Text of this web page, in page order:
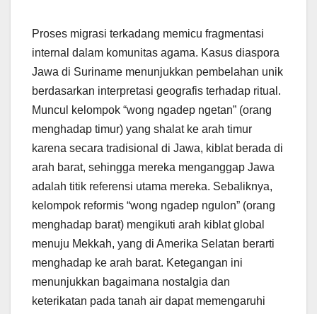
Proses migrasi terkadang memicu fragmentasi
internal dalam komunitas agama. Kasus diaspora
Jawa di Suriname menunjukkan pembelahan unik
berdasarkan interpretasi geografis terhadap ritual.
Muncul kelompok “wong ngadep ngetan” (orang
menghadap timur) yang shalat ke arah timur
karena secara tradisional di Jawa, kiblat berada di
arah barat, sehingga mereka menganggap Jawa
adalah titik referensi utama mereka. Sebaliknya,
kelompok reformis “wong ngadep ngulon” (orang
menghadap barat) mengikuti arah kiblat global
menuju Mekkah, yang di Amerika Selatan berarti
menghadap ke arah barat. Ketegangan ini
menunjukkan bagaimana nostalgia dan
keterikatan pada tanah air dapat memengaruhi